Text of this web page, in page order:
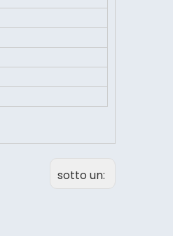
sotto un: